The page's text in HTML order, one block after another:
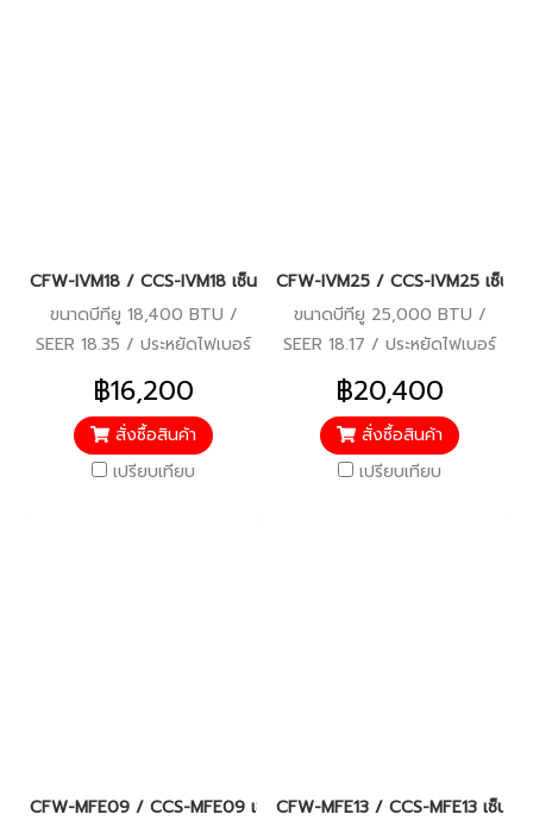
CFW-IVM18 / CCS-IVM18 เซ็นทรัลแอร์ (CENTRAL AIR)
ขนาดบีทียู 18,400 BTU /
SEER 18.35 / ประหยัดไฟเบอร์
5 / มอก.2134-2533,
มอก.1529-2561 / คอยล์
ทองแดง / รับประกัน
คอมเพรสเซอร์ 10 ปี อะไหล่ 5 ปี
฿16,200
สั่งซื้อสินค้า
เปรียบเทียบ
CFW-IVM25 / CCS-IVM25 เซ็นท
ขนาดบีทียู 25,000 BTU /
SEER 18.17 / ประหยัดไฟเบอร์
5 / มอก.2134-2533,
มอก.1529-2561 / คอยล์
ทองแดง / รับประกัน
คอมเพรสเซอร์ 10 ปี อะไหล่ 5 ปี
฿20,400
สั่งซื้อสินค้า
เปรียบเทียบ
CFW-MFE09 / CCS-MFE09 เซ็นทรัลแอร์ (CENTRAL AIR)
CFW-MFE13 / CCS-MFE13 เซ็น